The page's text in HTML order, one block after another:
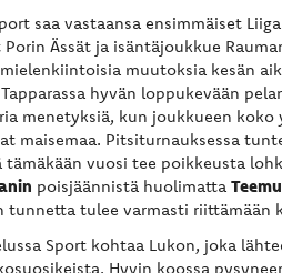
saa vastaansa ensimmäiset
Ässät ja isäntäjoukkue
muutoksia kesän
hyvän loppukevään
menetyksiä, kun joukkueen
maisemaa. Pitsiturnauksessa
vuosi tee poikkeusta
poisjäännistä huolimatta
tunnetta tulee varmasti riittämään
Sport kohtaa Lukon, joka
Hyvin koossa